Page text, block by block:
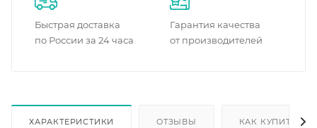
Быстрая доставка
по России за 24 часа
Гарантия качества
от производителей
ХАРАКТЕРИСТИКИ ОТЗЫВЫ КАК КУПИТЬ